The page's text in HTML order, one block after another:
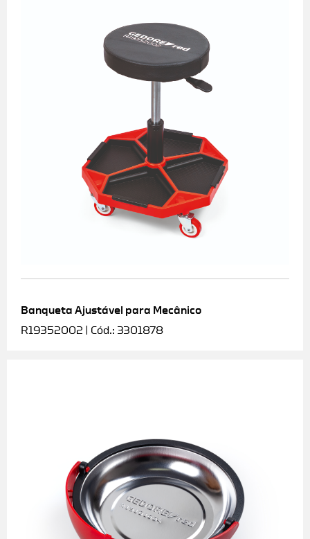
Banqueta Ajustável para Mecânico
R19352002 | Cód.: 3301878